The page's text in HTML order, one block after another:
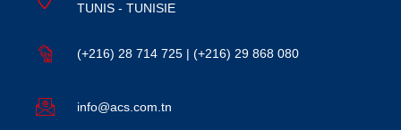
TUNIS - TUNISIE
(+216) 28 714 725 | (+216) 29 868 080
info@acs.com.tn